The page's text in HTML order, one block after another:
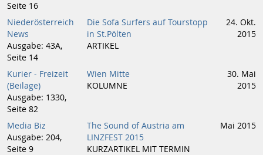
Seite 16
Niederösterreich
News
Ausgabe: 43A,
Seite 14
Die Sofa Surfers auf Tourstopp
in St.Pölten
ARTIKEL
24. Okt.
2015
Kurier - Freizeit
(Beilage)
Ausgabe: 1330,
Seite 82
Wien Mitte
KOLUMNE
30. Mai
2015
Media Biz
Ausgabe: 204,
Seite 9
The Sound of Austria am
LINZFEST 2015
KURZARTIKEL MIT TERMIN
Mai 2015